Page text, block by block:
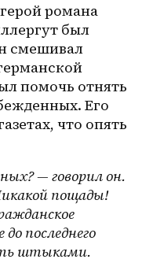
романа
был
смешивал
помочь отнять
Его
что опять
— говорил он.
пощады!
последнего
штыками.